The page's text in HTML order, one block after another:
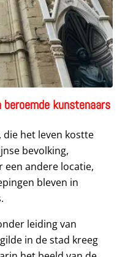
kunstenaars
die het leven kostte
bevolking,
een andere locatie,
bleven in
leiding van
in de stad kreeg